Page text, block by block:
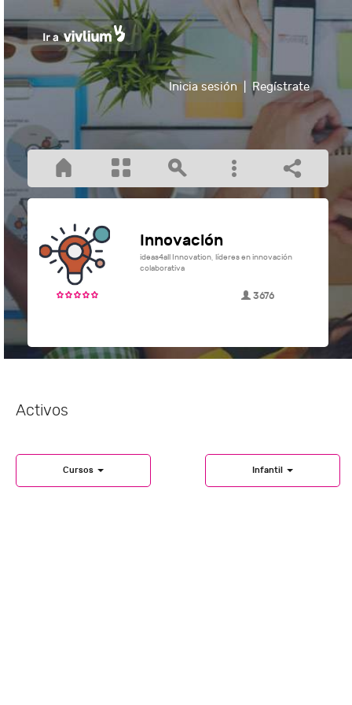
Inicia sesión Regístrate
Innovación
ideas4all Innovation, líderes en innovación
colaborativa
3676
Activos
Cursos Infantil